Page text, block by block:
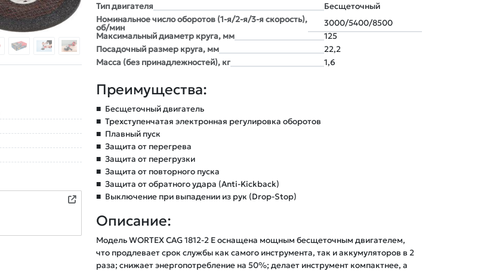
Тип двигателя
Бесщеточный
Номинальное число оборотов (1-я/2-я/3-я скорость),
об/мин
3000/5400/8500
Максимальный диаметр круга, мм
125
Посадочный размер круга, мм
22,2
Масса (без принадлежностей), кг
1,6
Преимущества:
■ Бесщеточный двигатель
■ Трехступенчатая электронная регулировка оборотов
■ Плавный пуск
■ Защита от перегрева
■ Защита от перегрузки
■ Защита от повторного пуска
■ Защита от обратного удара (Anti-Kickback)
■ Выключение при выпадении из рук (Drop-Stop)
Описание:
Модель WORTEX CAG 1812-2 E оснащена мощным бесщеточным двигателем,
что продлевает срок службы как самого инструмента, так и аккумуляторов в 2
раза; снижает энергопотребление на 50%; делает инструмент компактнее, а